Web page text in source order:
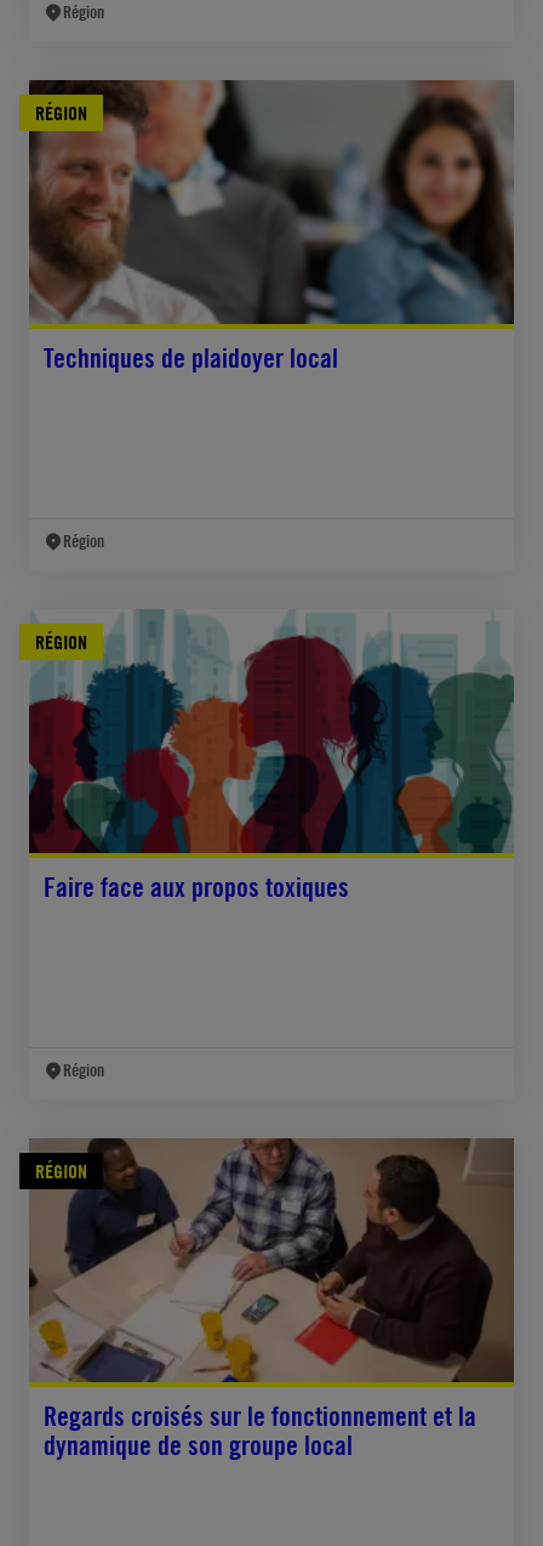
Région
RÉGION
Techniques de plaidoyer local
Région
RÉGION
Faire face aux propos toxiques
Région
RÉGION
Regards croisés sur le fonctionnement et la
dynamique de son groupe local